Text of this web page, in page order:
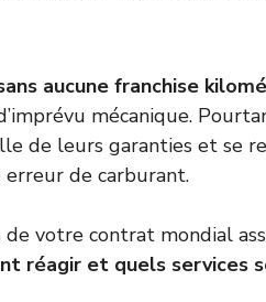
aucune franchise
mécanique.
de leurs garanties et se
erreur de carburant.
votre contrat mondial
réagir et quels services